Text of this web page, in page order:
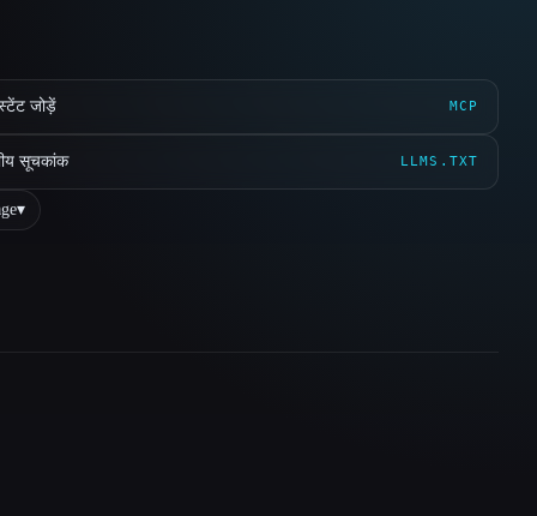
जोड़ें MCP
सूचकांक LLMS.TXT
▾